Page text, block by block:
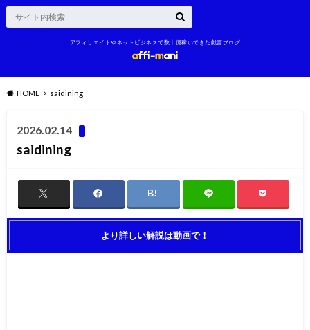
アフィリエイトやネットビジネスで数十億稼いできた戯言ブログ
HOME saidining
2026.02.14
saidining
より詳しい解説は動画で！